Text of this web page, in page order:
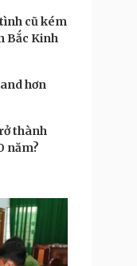
cũ kém
Bắc Kinh
hơn
thành
năm?